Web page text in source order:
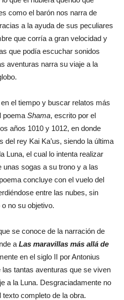
como el barón nos narra de
a la ayuda de sus peculiares
que corría a gran velocidad y
que podía escuchar sonidos
aventuras narra su viaje a la
el tiempo y buscar relatos más
poema Shama, escrito por el
años 1010 y 1012, en donde
del rey Kai Ka’us, siendo la última
Luna, el cual lo intenta realizar
sogas a su trono y a las
concluye con el vuelo del
entre las nubes, sin
no su objetivo.
se conoce de la narración de
a Las maravillas más allá de
en el siglo II por Antonius
las tantas aventuras que se viven
a la Luna. Desgraciadamente no
completo de la obra.